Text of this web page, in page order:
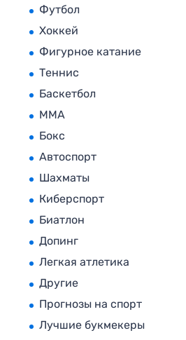
Футбол
Хоккей
Фигурное катание
Теннис
Баскетбол
MMA
Бокс
Автоспорт
Шахматы
Киберспорт
Биатлон
Допинг
Легкая атлетика
Другие
Прогнозы на спорт
Лучшие букмекеры